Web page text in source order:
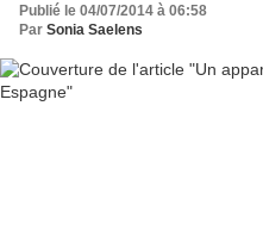
Publié le 04/07/2014 à 06:58
Par Sonia Saelens